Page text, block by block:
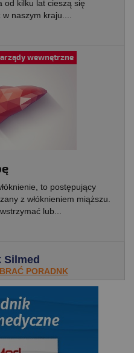
od kilku lat cieszą się
naszym kraju....
wewnętrzne
to postępujący
z włóknieniem miąższu.
lub...
Silmed
PORADNK